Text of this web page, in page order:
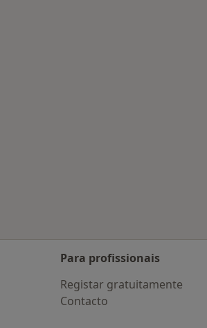
Para profissionais
Registar gratuitamente
Contacto